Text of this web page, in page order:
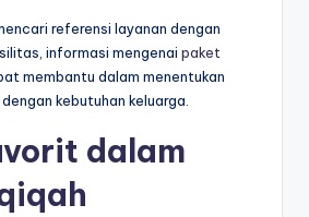
referensi layanan dengan
informasi mengenai paket
membantu dalam menentukan
kebutuhan keluarga.
dalam